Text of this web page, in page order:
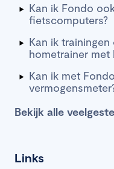
Links
Kan ik Fondo
fietscomputers?
Kan ik
hometrainer
Kan ik met
Bekijk alle